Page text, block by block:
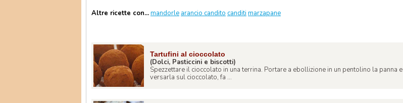
Altre ricette con...mandorle arancio candito canditi marzapane
Tartufini al cioccolato
(Dolci, Pasticcini e biscotti)
Spezzettare il cioccolato in una terrina. Portare a ebollizione in un pentolino la panna e
versarla sul cioccolato, fa ...